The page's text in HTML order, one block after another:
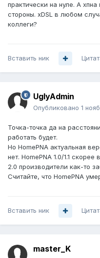
практически на нуле. А
стороны. xDSL в любом
коллеги?
Вставить ник
UglyAdmin
Опубликовано 1
Точка-точка да на
работать будет.
Но HomePNA актуальная
нет. HomePNA 1.0/1.1
2.0 производители как-то
Считайте, что HomePNA
Вставить ник
master_K